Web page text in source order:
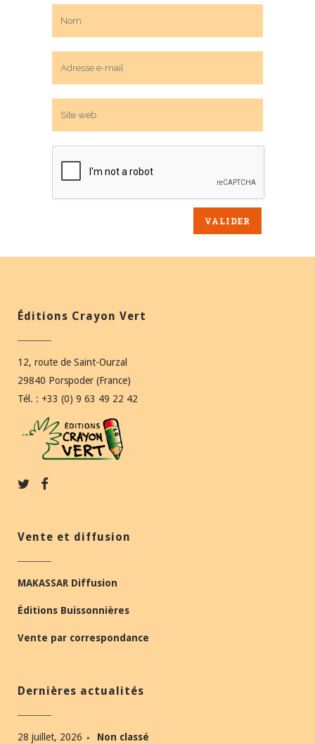
Éditions Crayon Vert
12, route de Saint-Ourzal
29840 Porspoder (France)
Tél. : +33 (0) 9 63 49 22 42
Vente et diffusion
MAKASSAR Diffusion
Éditions Buissonnières
Vente par correspondance
Dernières actualités
28 juillet, 2026 Non classé